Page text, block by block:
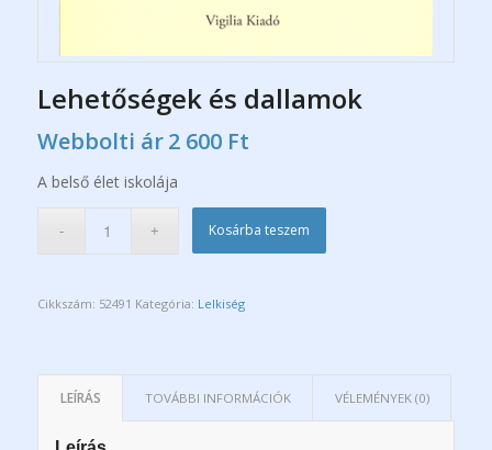
Lehetőségek és dallamok
Webbolti ár 2 600 Ft
A belső élet iskolája
Kosárba teszem
Cikkszám: 52491 Kategória: Lelkiség
LEÍRÁS TOVÁBBI INFORMÁCIÓK VÉLEMÉNYEK (0)